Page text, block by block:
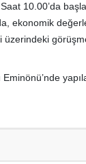
10.00’da
ekonomik